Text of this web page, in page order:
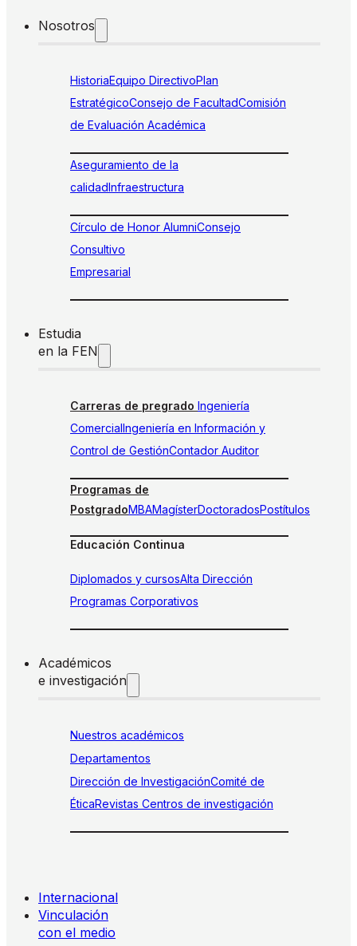
Nosotros
HistoriaEquipo DirectivoPlan
EstratégicoConsejo de FacultadComisión
de Evaluación Académica
Aseguramiento de la
calidadInfraestructura
Círculo de Honor AlumniConsejo
Consultivo
Empresarial
Estudia
en la FEN
Carreras de pregrado Ingeniería
ComercialIngeniería en Información y
Control de GestiónContador Auditor
Programas de
PostgradoMBAMagísterDoctoradosPostítulos
Educación Continua
Diplomados y cursosAlta Dirección
Programas Corporativos
Académicos
e investigación
Nuestros académicos
Departamentos
Dirección de InvestigaciónComité de
ÉticaRevistas Centros de investigación
Internacional
Vinculación
con el medio